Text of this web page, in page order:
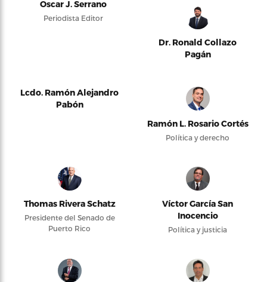
Oscar J. Serrano
Periodista Editor
Dr. Ronald Collazo
Pagán
Lcdo. Ramón Alejandro
Pabón
Ramón L. Rosario Cortés
Política y derecho
Thomas Rivera Schatz
Presidente del Senado de
Puerto Rico
Víctor García San
Inocencio
Política y justicia